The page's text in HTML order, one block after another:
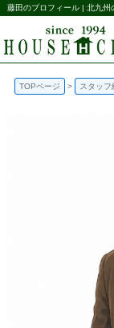
藤田のプロフィール | 北九州
TOPページ スタッフ